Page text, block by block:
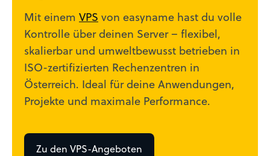
Mit einem VPS von easyname hast du volle
Kontrolle über deinen Server – flexibel,
skalierbar und umweltbewusst betrieben in
ISO-zertifizierten Rechenzentren in
Österreich. Ideal für deine Anwendungen,
Projekte und maximale Performance.
Zu den VPS-Angeboten